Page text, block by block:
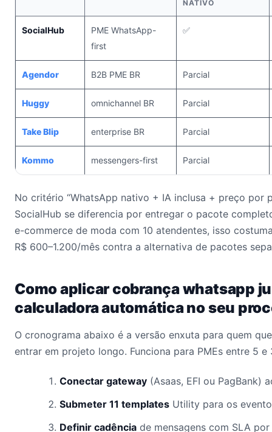
NATIVO
SocialHub
PME WhatsApp-
first
✅
Agendor B2B PME BR Parcial
Huggy omnichannel BR Parcial
Take Blip enterprise BR Parcial
Kommo messengers-first Parcial
No critério “WhatsApp nativo + IA inclusa + preço por
SocialHub se diferencia por entregar o pacote
e-commerce de moda com 10 atendentes, isso
R$ 600–1.200/mês contra a alternativa de pacotes
Como aplicar cobrança whatsapp
calculadora automática no seu
O cronograma abaixo é a versão enxuta para quem
entrar em projeto longo. Funciona para PMEs entre 5 e
Conectar gateway (Asaas, EFI ou PagBank)
Submeter 11 templates Utility para os
Definir cadência de mensagens com SLA